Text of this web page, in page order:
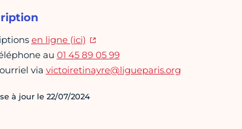
en ligne (ici)
au 01 45 89 05 99
via victoiretinayre@ligueparis.org
à jour le 22/07/2024